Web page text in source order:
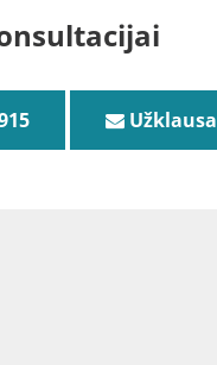
Užklausa